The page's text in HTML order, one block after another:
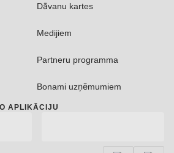
Dāvanu kartes
Medijiem
Partneru programma
Bonami uzņēmumiem
APLIKĀCIJU